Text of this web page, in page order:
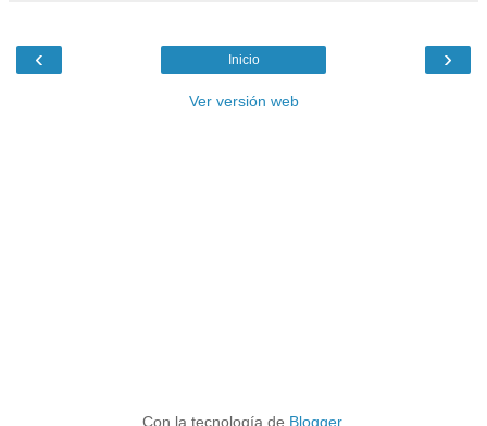
‹ ›
Inicio
Ver versión web
Con la tecnología de Blogger.